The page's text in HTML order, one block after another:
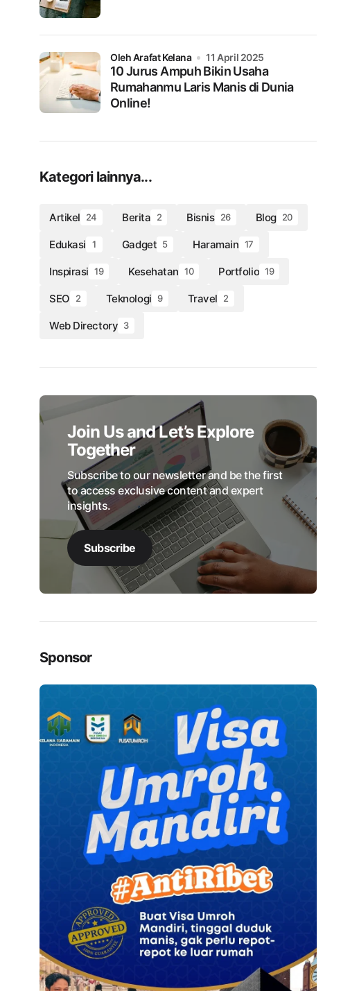
10 Jurus Ampuh Bikin Usaha
Rumahanmu Laris Manis di Dunia
Online!
oleh Arafat Kelana 11 April 2025
Kategori lainnya...
Artikel 24 Berita 2 Bisnis 26 Blog 20
Edukasi 1 Gadget 5 Haramain 17
Inspirasi 19 Kesehatan 10 Portfolio 19
SEO 2 Teknologi 9 Travel 2
Web Directory 3
Join Us and Let’s Explore
Together
Subscribe to our newsletter and be the first
to access exclusive content and expert
insights.
Subscribe
Sponsor